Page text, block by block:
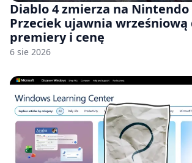
Diablo 4 zmierza na Nintendo
Przeciek ujawnia wrześniową
premiery i cenę
6 sie 2026